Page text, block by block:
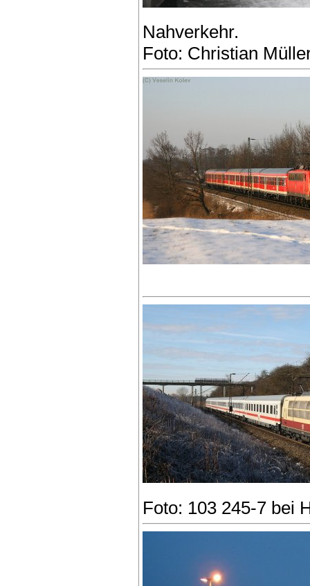
Nahverkehr.
Foto: Christian
Foto: 103 245-7 bei